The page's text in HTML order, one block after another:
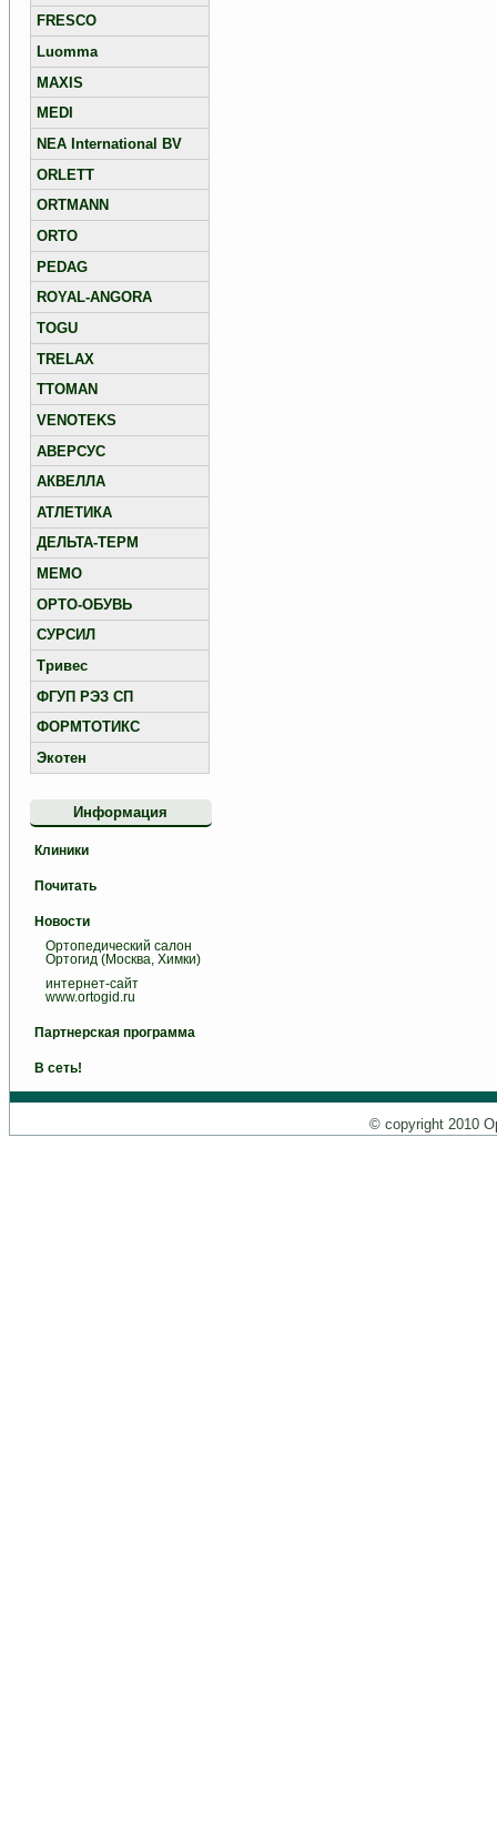
FRESCO
Luomma
MAXIS
MEDI
NEA International BV
ORLETT
ORTMANN
ORTO
PEDAG
ROYAL-ANGORA
TOGU
TRELAX
TTOMAN
VENOTEKS
АВЕРСУС
АКВЕЛЛА
АТЛЕТИКА
ДЕЛЬТА-ТЕРМ
МЕМО
ОРТО-ОБУВЬ
СУРСИЛ
Тривес
ФГУП РЭЗ СП
ФОРМТОТИКС
Экотен
Информация
Клиники
Почитать
Новости
Ортопедический салон
Ортогид (Москва, Химки)
интернет-сайт
www.ortogid.ru
Партнерская программа
В сеть!
© copyright 2010